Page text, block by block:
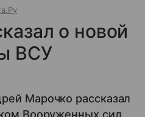
о новой
ВСУ
Марочко рассказал
Вооруженных сил